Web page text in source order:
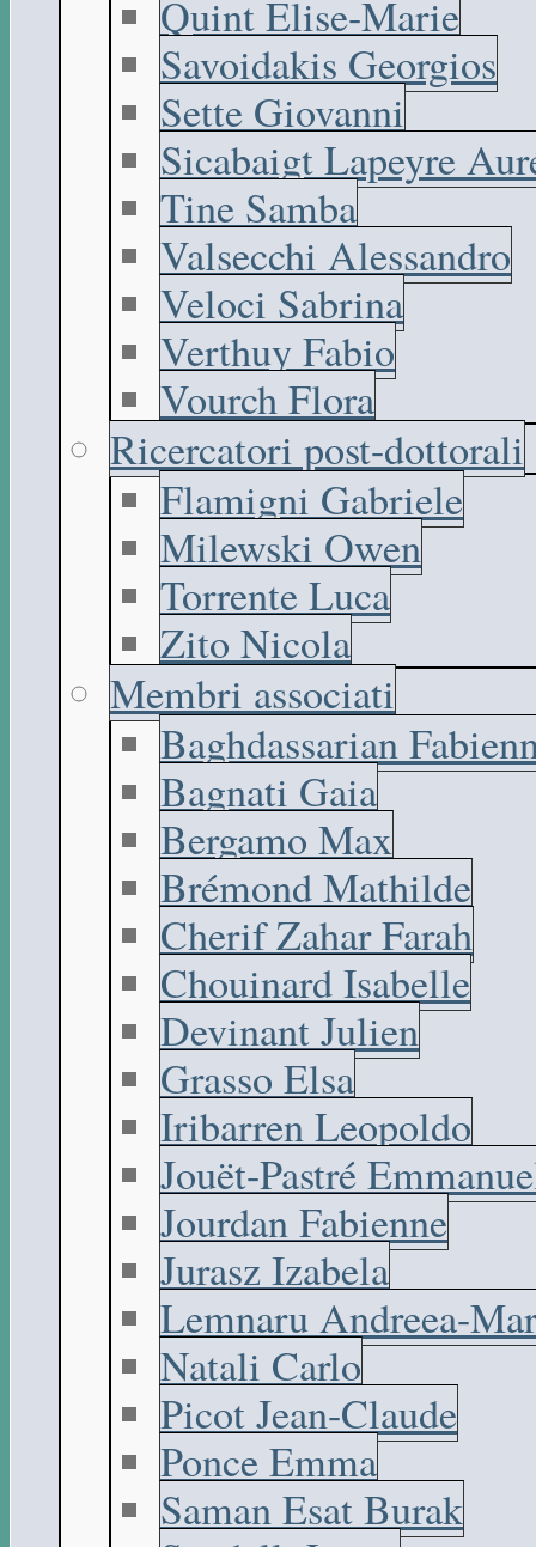
Quint Elise-Marie
Savoidakis Georgios
Sette Giovanni
Sicabaigt Lapeyre
Tine Samba
Valsecchi Alessandro
Veloci Sabrina
Verthuy Fabio
Vourch Flora
Ricercatori post-dottorali
Flamigni Gabriele
Milewski Owen
Torrente Luca
Zito Nicola
Membri associati
Baghdassarian
Bagnati Gaia
Bergamo Max
Brémond Mathilde
Cherif Zahar Farah
Chouinard Isabelle
Devinant Julien
Grasso Elsa
Iribarren Leopoldo
Jouët-Pastré
Jourdan Fabienne
Jurasz Izabela
Lemnaru Andreea-
Natali Carlo
Picot Jean-Claude
Ponce Emma
Saman Esat Burak